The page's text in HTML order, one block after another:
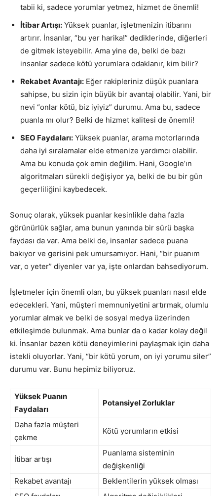
tabii ki, sadece yorumlar yetmez, hizmet de önemli!
İtibar Artışı: Yüksek puanlar, işletmenizin itibarını
artırır. İnsanlar, “bu yer harika!” dediklerinde, diğerleri
de gitmek isteyebilir. Ama yine de, belki de bazı
insanlar sadece kötü yorumlara odaklanır, kim bilir?
Rekabet Avantajı: Eğer rakipleriniz düşük puanlara
sahipse, bu sizin için büyük bir avantaj olabilir. Yani, bir
nevi “onlar kötü, biz iyiyiz” durumu. Ama bu, sadece
puanla mı olur? Belki de hizmet kalitesi de önemli!
SEO Faydaları: Yüksek puanlar, arama motorlarında
daha iyi sıralamalar elde etmenize yardımcı olabilir.
Ama bu konuda çok emin değilim. Hani, Google’ın
algoritmaları sürekli değişiyor ya, belki de bu bir gün
geçerliliğini kaybedecek.
Sonuç olarak, yüksek puanlar kesinlikle daha fazla
görünürlük sağlar, ama bunun yanında bir sürü başka
faydası da var. Ama belki de, insanlar sadece puana
bakıyor ve gerisini pek umursamıyor. Hani, “bir puanım
var, o yeter” diyenler var ya, işte onlardan bahsediyorum.
İşletmeler için önemli olan, bu yüksek puanları nasıl elde
edecekleri. Yani, müşteri memnuniyetini artırmak, olumlu
yorumlar almak ve belki de sosyal medya üzerinden
etkileşimde bulunmak. Ama bunlar da o kadar kolay değil
ki. İnsanlar bazen kötü deneyimlerini paylaşmak için daha
istekli oluyorlar. Yani, “bir kötü yorum, on iyi yorumu siler”
durumu var. Bunu hepimiz biliyoruz.
Yüksek Puanın
Faydaları
Potansiyel Zorluklar
Daha fazla müşteri
çekme
Kötü yorumların etkisi
İtibar artışı
Puanlama sisteminin
değişkenliği
Rekabet avantajı
Beklentilerin yüksek olması